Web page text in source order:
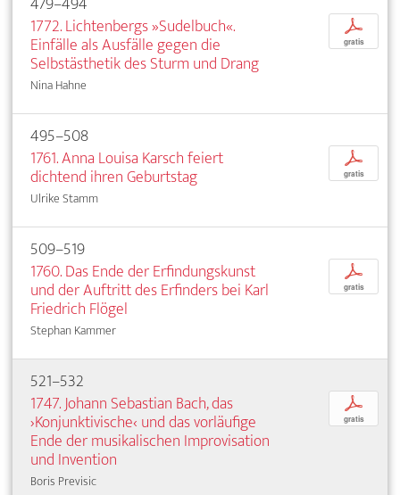
1772. Lichtenbergs »Sudelbuch«.
Einfälle als Ausfälle gegen die
Selbstästhetik des Sturm und Drang
Nina Hahne
p
gratis
495–508
1761. Anna Louisa Karsch feiert
dichtend ihren Geburtstag
Ulrike Stamm
p
gratis
509–519
1760. Das Ende der Erfindungskunst
und der Auftritt des Erfinders bei Karl
Friedrich Flögel
Stephan Kammer
p
gratis
521–532
1747. Johann Sebastian Bach, das
›Konjunktivische‹ und das vorläufige
Ende der musikalischen Improvisation
und Invention
Boris Previsic
p
gratis